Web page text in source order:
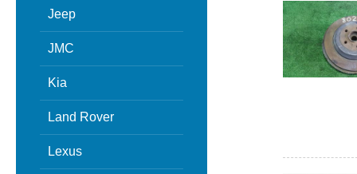
Jeep
JMC
Kia
Land Rover
Lexus